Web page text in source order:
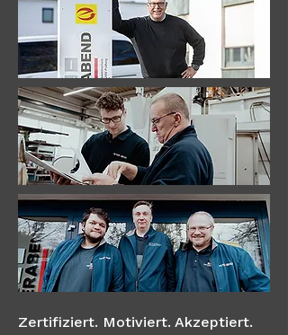
Zertifiziert. Motiviert. Akzeptiert.